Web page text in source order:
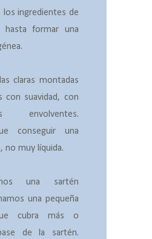
los ingredientes de
hasta formar una
claras montadas
con suavidad, con
envolventes.
conseguir una
no muy líquida.
una sartén
una pequeña
cubra más o
de la sartén.